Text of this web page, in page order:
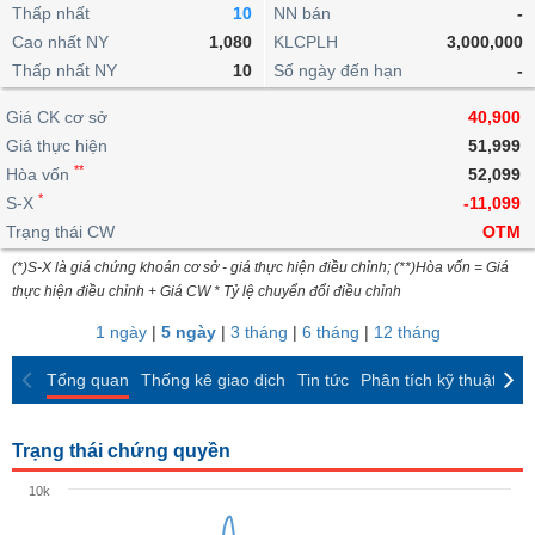
lỗ
dịch
nội
Niên
giám
Tài
liệu
cổ
Định
giá
ngoài
doanh
Top
cổ
phiếu
ngành
giao
dịch
dịch
Chứng
quyền
quan
Thống
giao
dịch
Thống
giao
dịch
Tin
tức
Phân
tích
kỹ
thuật
trực
tuyến
Bộ
lọc
cổ
So
sánh
Báo
cáo
Vĩ
mô
lai
Chứng
quyền
Trái
phiếu
IR
Awards
tạo
Dịch
vụ
Thấp nhất
10
Cao nhất NY
1,080
Thấp nhất NY
10
NN bán
-
KLCPLH
3,000,000
Số ngày đến hạn
-
Giá CK cơ sở
40,900
Giá thực hiện
51,999
Hòa vốn **
52,099
S-X *
-11,099
Trạng thái CW
OTM
(*)S-X là giá chứng khoán cơ sở - giá thực hiện điều chỉnh; (**)Hòa vốn = Giá
thực hiện điều chỉnh + Giá CW * Tỷ lệ chuyển đổi điều chỉnh
1 ngày| 5 ngày| 3 tháng | 6 tháng | 12 tháng
Tổng quan Thống kê giao dịch Tin tức Phân tích kỹ thuật
Trạng thái chứng quyền
10k
BẤT
ĐỘNG
SẢN
TÀI
CHÍNH
HÀNG
KINH